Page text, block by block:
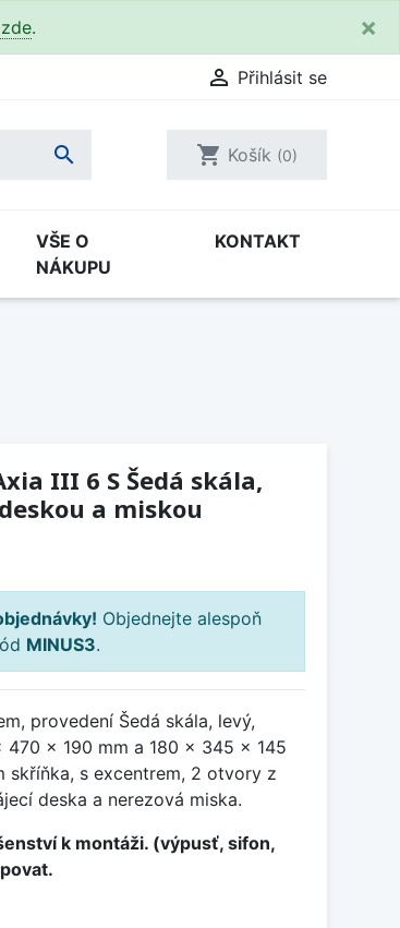
. ×
 Přihlásit se
 shopping_cart Košík (0)
VŠE O
NÁKUPU
KONTAKT
III 6 S Šedá skála,
a miskou
Objednejte alespoň
MINUS3.
provedení Šedá skála, levý,
x 190 mm a 180 x 345 x 145
skříňka, s excentrem, 2 otvory z
deska a nerezová miska.
k montáži. (výpusť, sifon,